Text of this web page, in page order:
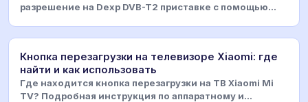
разрешение на Dexp DVB-T2 приставке с помощью
Кнопка перезагрузки на телевизоре Xiaomi: где
найти и как использовать
Где находится кнопка перезагрузки на ТВ Xiaomi Mi
TV? Подробная инструкция по аппаратному и